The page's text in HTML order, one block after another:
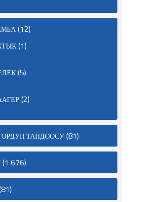
(12)
(1)
(5)
(2)
ТАНДООСУ(81)
(1 676)